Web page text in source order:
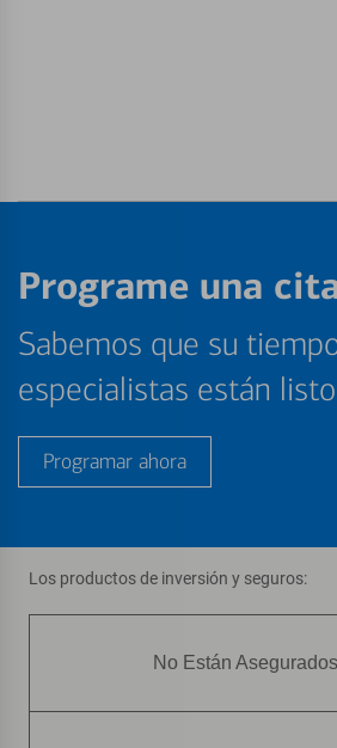
Programe una
Sabemos que su
especialistas están
Programar ahora
Los productos de inversión y seguros:
No Están